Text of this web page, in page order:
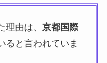
由は、 京都国際
ると言われていま